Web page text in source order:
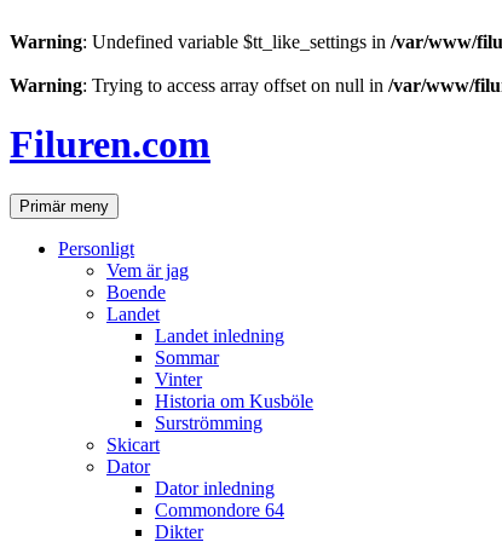
Warning: Undefined variable $tt_like_settings in /var/www/
Warning: Trying to access array offset on null in /var/www/
till
innehåll
Filuren.com
SökPrimär meny
Personligt
Vem är jag
Boende
Landet
Landet inledning
Sommar
Vinter
Historia om Kusböle
Surströmming
Skicart
Dator
Dator inledning
Commondore 64
Dikter